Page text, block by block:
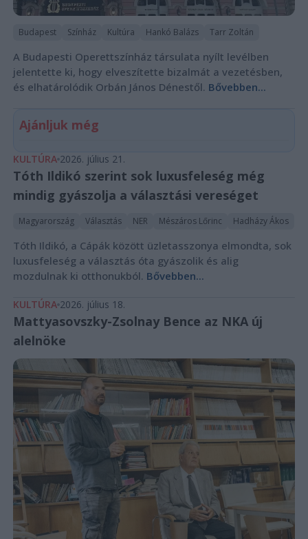
Budapest Színház Kultúra Hankó Balázs Tarr Zoltán
A Budapesti Operettszínház társulata nyílt levélben
jelentette ki, hogy elveszítette bizalmát a vezetésben,
és elhatárolódik Orbán János Dénestől. Bővebben...
Ajánljuk még
KULTÚRA 2026. július 21.
Tóth Ildikó szerint sok luxusfeleség még
mindig gyászolja a választási vereséget
Magyarország Választás NER Mészáros Lőrinc Hadházy Ákos
Tóth Ildikó, a Cápák között üzletasszonya elmondta, sok
luxusfeleség a választás óta gyászolik és alig
mozdulnak ki otthonukból. Bővebben...
KULTÚRA 2026. július 18.
Mattyasovszky-Zsolnay Bence az NKA új
alelnöke